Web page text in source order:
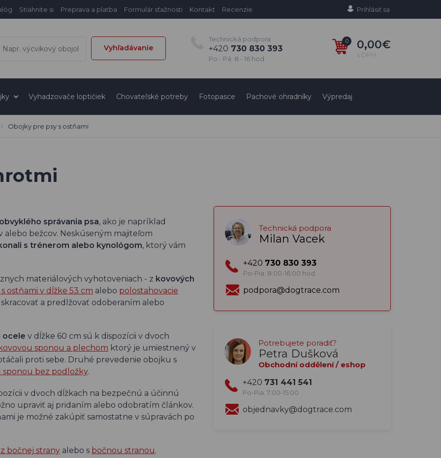
Stiahnite si Preprava a platba Formulár sťažnosti Kontakt Recenzie Prihlásiť sa
Vyhľadávanie
Technická podpora
+420 730 830 393
Po - Pá: 8 - 16 hod
0 0,00€
s DPH
Vyhadzovače loptičiek Chovateľské potreby Fotopasce Pachové ohradníky Výpredaj
Obojky pre psy s ostňami
správania psa, ako je napríklad
alebo bežcov. Neskúseným majiteľom
s trénerom alebo kynológom, ktorý vám
materiálových vyhotoveniach - z kovových
ostňami v dĺžke 53 cm alebo polostahovacie
a predlžovať odoberaním alebo
ocele v dĺžke 60 cm sú k dispozícii v dvoch
sponou a plechom ktorý je umiestnený v
proti sebe. Druhé prevedenie obojku s
sponou bez podložky.
v dvoch dĺžkach na bezpečnú a účinnú
upraviť aj pridaním alebo odobratím článkov.
je možné zakúpiť samostatne v súpravách po
bočnej strany alebo s bočnou stranou.
Technická podpora
Milan Vacek
+420 730 830 393
Po-Pia: 8:00-16:00 hod
podpora@dogtrace.com
Potrebujete poradiť?
Petra Dušková
Obchodní oddělení / eshop
+420 731 441 541
Po-Pia: 7:00-15:00
objednavky@dogtrace.com